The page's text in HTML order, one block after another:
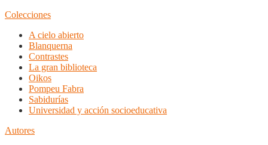
Colecciones
A cielo abierto
Blanquerna
Contrastes
La gran biblioteca
Oikos
Pompeu Fabra
Sabidurías
Universidad y acción socioeducativa
Autores